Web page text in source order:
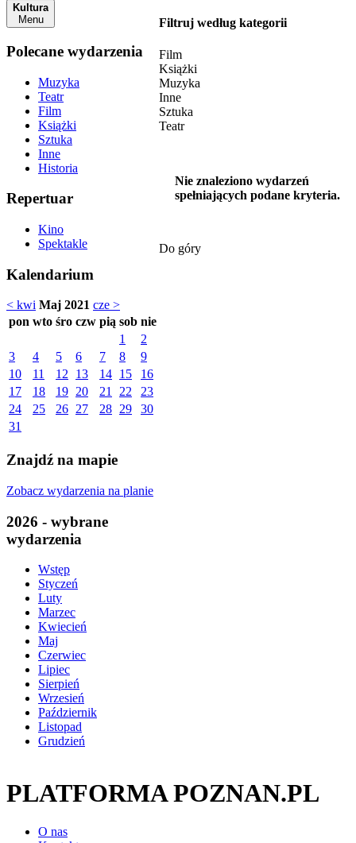
Kultura
Menu
Polecane wydarzenia
Muzyka
Teatr
Film
Książki
Sztuka
Inne
Historia
Repertuar
Kino
Spektakle
Kalendarium
< kwi Maj 2021 cze >
pon wto śro czw pią sob nie
1
2
3
4 5 6 7 8
9
10
11 12 13 14 15
16
17
18 19 20 21 22
23
24
25 26 27 28 29
30
31
Znajdź na mapie
Zobacz wydarzenia na planie
2026 - wybrane
wydarzenia
Wstęp
Styczeń
Luty
Marzec
Kwiecień
Maj
Czerwiec
Lipiec
Sierpień
Wrzesień
Październik
Listopad
Grudzień
Filtruj według kategorii
Film
Książki
Muzyka
Inne
Sztuka
Teatr
Nie znaleziono wydarzeń
spełniających podane kryteria.
Do góry
PLATFORMA POZNAN.PL
O nas